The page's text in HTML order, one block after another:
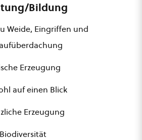
Bildung
Weide, Eingriffen und
Erzeugung
auf einen Blick
Erzeugung
Biodiversität